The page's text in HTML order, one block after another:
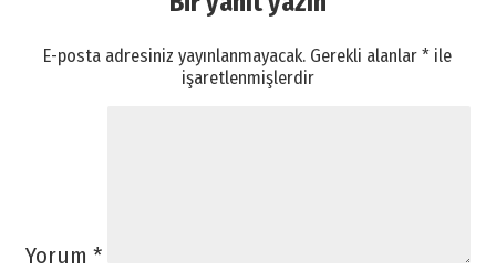
E-posta adresiniz yayınlanmayacak. Gerekli alanlar* ile
işaretlenmişlerdir
Yorum *